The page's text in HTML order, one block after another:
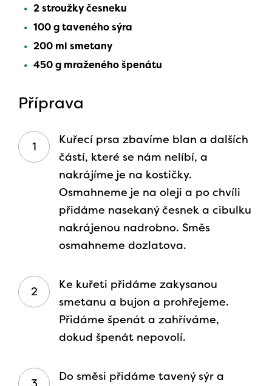
2 stroužky česneku
100 g taveného sýra
200 ml smetany
450 g mraženého špenátu
Příprava
Kuřecí prsa zbavíme blan a dalších
částí, které se nám nelíbí, a
nakrájíme je na kostičky.
Osmahneme je na oleji a po chvíli
přidáme nasekaný česnek a cibulku
nakrájenou nadrobno. Směs
osmahneme dozlatova.
Ke kuřeti přidáme zakysanou
smetanu a bujon a prohřejeme.
Přidáme špenát a zahříváme,
dokud špenát nepovolí.
Do směsi přidáme tavený sýr a